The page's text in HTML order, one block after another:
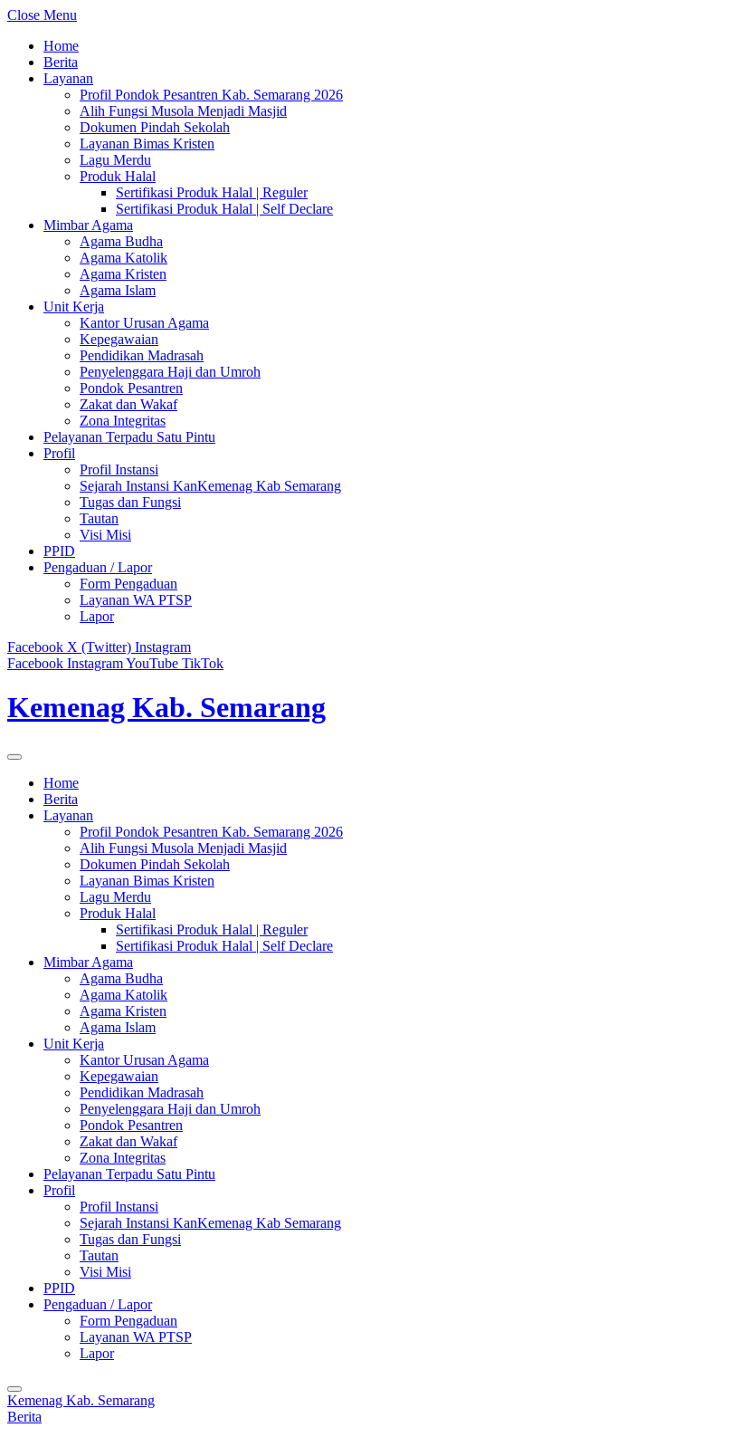
Close Menu
Home
Berita
Layanan
Profil Pondok Pesantren Kab. Semarang 2026
Alih Fungsi Musola Menjadi Masjid
Dokumen Pindah Sekolah
Layanan Bimas Kristen
Lagu Merdu
Produk Halal
Sertifikasi Produk Halal | Reguler
Sertifikasi Produk Halal | Self Declare
Mimbar Agama
Agama Budha
Agama Katolik
Agama Kristen
Agama Islam
Unit Kerja
Kantor Urusan Agama
Kepegawaian
Pendidikan Madrasah
Penyelenggara Haji dan Umroh
Pondok Pesantren
Zakat dan Wakaf
Zona Integritas
Pelayanan Terpadu Satu Pintu
Profil
Profil Instansi
Sejarah Instansi KanKemenag Kab Semarang
Tugas dan Fungsi
Tautan
Visi Misi
PPID
Pengaduan / Lapor
Form Pengaduan
Layanan WA PTSP
Lapor
Facebook X (Twitter) Instagram
Facebook InstagramYouTube TikTok
Kemenag Kab. Semarang
Home
Berita
Layanan
Profil Pondok Pesantren Kab. Semarang 2026
Alih Fungsi Musola Menjadi Masjid
Dokumen Pindah Sekolah
Layanan Bimas Kristen
Lagu Merdu
Produk Halal
Sertifikasi Produk Halal | Reguler
Sertifikasi Produk Halal | Self Declare
Mimbar Agama
Agama Budha
Agama Katolik
Agama Kristen
Agama Islam
Unit Kerja
Kantor Urusan Agama
Kepegawaian
Pendidikan Madrasah
Penyelenggara Haji dan Umroh
Pondok Pesantren
Zakat dan Wakaf
Zona Integritas
Pelayanan Terpadu Satu Pintu
Profil
Profil Instansi
Sejarah Instansi KanKemenag Kab Semarang
Tugas dan Fungsi
Tautan
Visi Misi
PPID
Pengaduan / Lapor
Form Pengaduan
Layanan WA PTSP
Lapor
Kemenag Kab. Semarang
Berita